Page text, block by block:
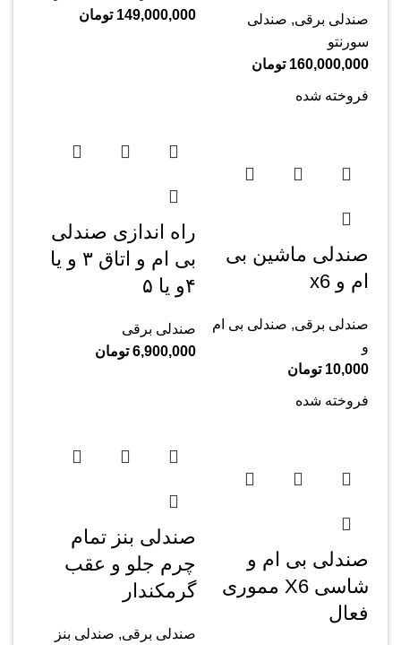
صندلی برقی, صندلی
سورنتو
160,000,000 تومان
149,000,000 تومان
فروخته شده
صندلی ماشین بی
ام و x6
صندلی برقی, صندلی بی ام
و
10,000 تومان
راه اندازی صندلی
بی ام و اتاق ۳ و یا
۴و یا ۵
صندلی برقی
6,900,000 تومان
فروخته شده
صندلی بی ام و
شاسی X6 مموری
فعال
صندلی بنز تمام
چرم جلو و عقب
گرمکندار
صندلی برقی, صندلی بنز